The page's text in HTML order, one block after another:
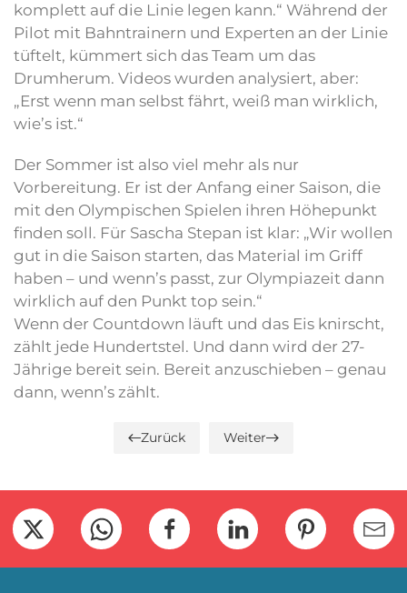
komplett auf die Linie legen kann.“ Während der
Pilot mit Bahntrainern und Experten an der Linie
tüftelt, kümmert sich das Team um das
Drumherum. Videos wurden analysiert, aber:
„Erst wenn man selbst fährt, weiß man wirklich,
wie’s ist.“
Der Sommer ist also viel mehr als nur
Vorbereitung. Er ist der Anfang einer Saison, die
mit den Olympischen Spielen ihren Höhepunkt
finden soll. Für Sascha Stepan ist klar: „Wir wollen
gut in die Saison starten, das Material im Griff
haben – und wenn’s passt, zur Olympiazeit dann
wirklich auf den Punkt top sein.“
Wenn der Countdown läuft und das Eis knirscht,
zählt jede Hundertstel. Und dann wird der 27-
Jährige bereit sein. Bereit anzuschieben – genau
dann, wenn’s zählt.
Zurück Weiter